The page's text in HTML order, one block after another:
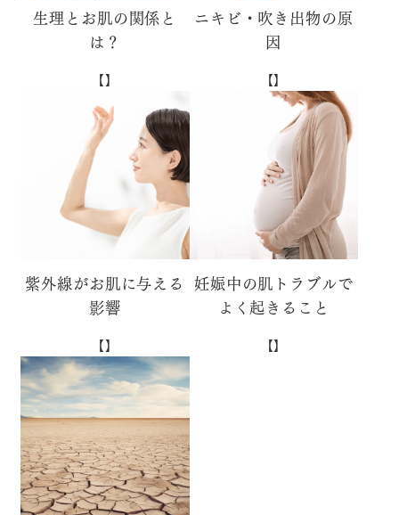
生理とお肌の関係と
は？
【】
ニキビ・吹き出物の原
因
【】
紫外線がお肌に与える
影響
【】
妊娠中の肌トラブルで
よく起きること
【】